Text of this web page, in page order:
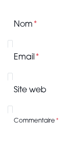
Nom
Email
Site web
Commentaire